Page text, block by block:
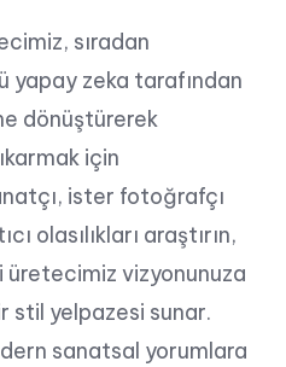
sıradan
yapay zeka tarafından
dönüştürerek
için
ister fotoğrafçı
olasılıkları araştırın,
vizyonunuza
stil yelpazesi sunar.
sanatsal yorumlara